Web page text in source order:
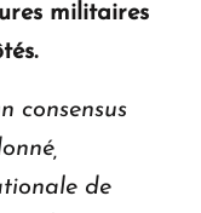
militaires
consensus
de